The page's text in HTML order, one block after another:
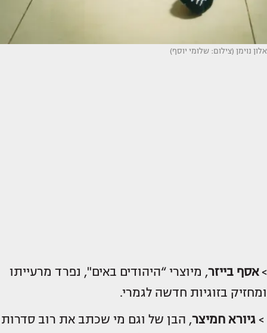
אלון נוימן (צילום: שלומי יוסף)
>אסף בייזר, מיוצרי “היהודים באים", נפרד מרעייתו
ומחזיק בזוגיות חדשה לגמרי.
> גיורא חמיצר, הבן של וגם מי שכתב את רוב סדרות